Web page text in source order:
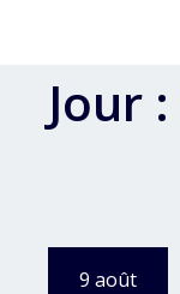
Jour :
9 août